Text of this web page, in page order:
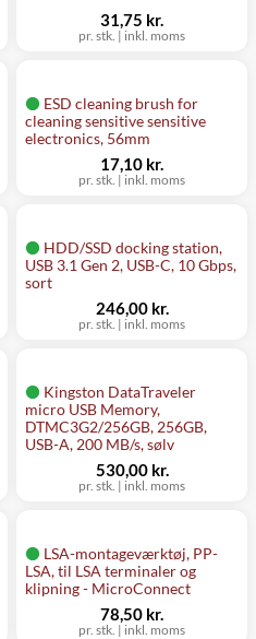
pr. stk. | inkl. moms
31,75 kr.
ESD cleaning brush for
cleaning sensitive sensitive
electronics, 56mm
pr. stk. | inkl. moms
17,10 kr.
HDD/SSD docking station,
USB 3.1 Gen 2, USB-C, 10 Gbps,
sort
pr. stk. | inkl. moms
246,00 kr.
Kingston DataTraveler
micro USB Memory,
DTMC3G2/256GB, 256GB,
USB-A, 200 MB/s, sølv
pr. stk. | inkl. moms
530,00 kr.
LSA-montageværktøj, PP-
LSA, til LSA terminaler og
klipning - MicroConnect
pr. stk. | inkl. moms
78,50 kr.